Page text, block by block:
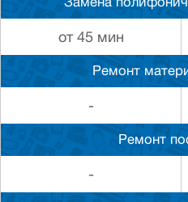
Замена
от 45 мин
Ремонт
-
Ремонт
-